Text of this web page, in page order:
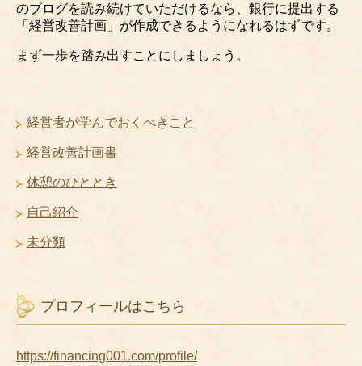
のブログを読み続けていただけるなら、銀行に提出する
「経営改善計画」が作成できるようになれるはずです。
まず一歩を踏み出すことにしましょう。
経営者が学んでおくべきこと
経営改善計画書
休憩のひととき
自己紹介
未分類
プロフィールはこちら
https://financing001.com/profile/